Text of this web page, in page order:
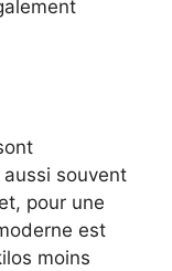
souvent
pour une
est
moins